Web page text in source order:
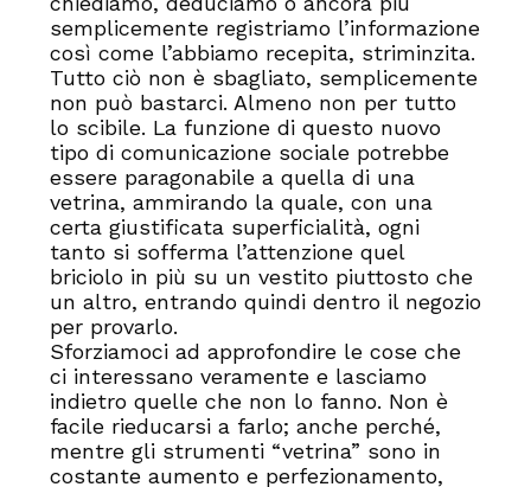
semplicemente registriamo l’informazione
così come l’abbiamo recepita, striminzita.
Tutto ciò non è sbagliato, semplicemente
non può bastarci. Almeno non per tutto
lo scibile. La funzione di questo nuovo
tipo di comunicazione sociale potrebbe
essere paragonabile a quella di una
vetrina, ammirando la quale, con una
certa giustificata superficialità, ogni
tanto si sofferma l’attenzione quel
briciolo in più su un vestito piuttosto che
un altro, entrando quindi dentro il negozio
per provarlo.
Sforziamoci ad approfondire le cose che
ci interessano veramente e lasciamo
indietro quelle che non lo fanno. Non è
facile rieducarsi a farlo; anche perché,
mentre gli strumenti “vetrina” sono in
costante aumento e perfezionamento,